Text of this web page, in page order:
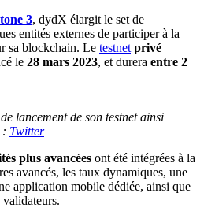
3, dydX élargit le set de
entités externes de participer à la
sa blockchain. Le testnet privé
le 28 mars 2023, et durera entre 2
lancement de son testnet ainsi
: Twitter
plus avancées ont été intégrées à la
avancés, les taux dynamiques, une
application mobile dédiée, ainsi que